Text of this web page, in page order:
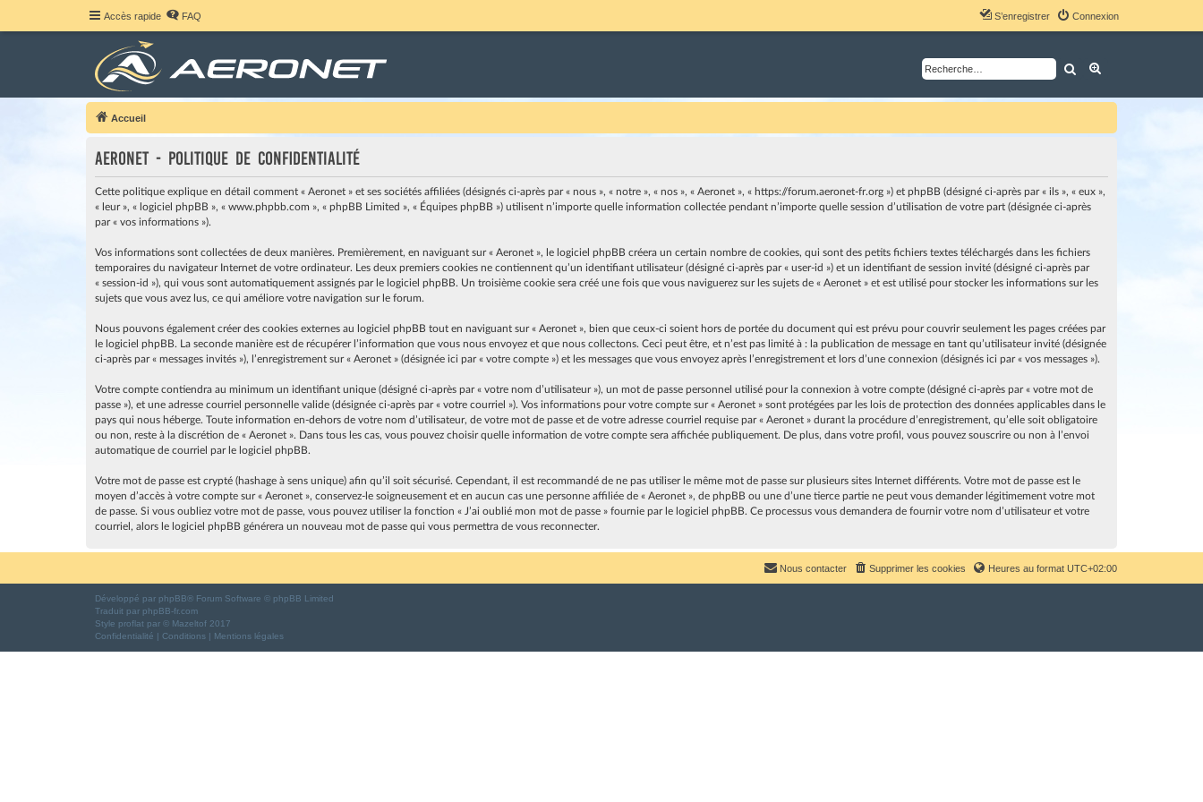
Accès rapide FAQ Connexion
S’enregistrer
Rechercher
Accueil
Aeronet - Politique de confidentialité
Cette politique explique en détail comment « Aeronet » et ses sociétés affiliées (désignés ci-après par « nous », « notre », « nos », « Aeronet », « https://forum.aeronet-fr.org ») et phpBB (désigné ci-après par « ils », « eux »,
« leur », « logiciel phpBB », « www.phpbb.com », « phpBB Limited », « Équipes phpBB ») utilisent n’importe quelle information collectée pendant n’importe quelle session d’utilisation de votre part (désignée ci-après
par « vos informations »).
Vos informations sont collectées de deux manières. Premièrement, en naviguant sur « Aeronet », le logiciel phpBB créera un certain nombre de cookies, qui sont des petits fichiers textes téléchargés dans les fichiers
temporaires du navigateur Internet de votre ordinateur. Les deux premiers cookies ne contiennent qu’un identifiant utilisateur (désigné ci-après par « user-id ») et un identifiant de session invité (désigné ci-après par
« session-id »), qui vous sont automatiquement assignés par le logiciel phpBB. Un troisième cookie sera créé une fois que vous naviguerez sur les sujets de « Aeronet » et est utilisé pour stocker les informations sur les
sujets que vous avez lus, ce qui améliore votre navigation sur le forum.
Nous pouvons également créer des cookies externes au logiciel phpBB tout en naviguant sur « Aeronet », bien que ceux-ci soient hors de portée du document qui est prévu pour couvrir seulement les pages créées par
le logiciel phpBB. La seconde manière est de récupérer l’information que vous nous envoyez et que nous collectons. Ceci peut être, et n’est pas limité à : la publication de message en tant qu’utilisateur invité (désignée
ci-après par « messages invités »), l’enregistrement sur « Aeronet » (désignée ici par « votre compte ») et les messages que vous envoyez après l’enregistrement et lors d’une connexion (désignés ici par « vos messages »).
Votre compte contiendra au minimum un identifiant unique (désigné ci-après par « votre nom d’utilisateur »), un mot de passe personnel utilisé pour la connexion à votre compte (désigné ci-après par « votre mot de
passe »), et une adresse courriel personnelle valide (désignée ci-après par « votre courriel »). Vos informations pour votre compte sur « Aeronet » sont protégées par les lois de protection des données applicables dans le
pays qui nous héberge. Toute information en-dehors de votre nom d’utilisateur, de votre mot de passe et de votre adresse courriel requise par « Aeronet » durant la procédure d’enregistrement, qu’elle soit obligatoire
ou non, reste à la discrétion de « Aeronet ». Dans tous les cas, vous pouvez choisir quelle information de votre compte sera affichée publiquement. De plus, dans votre profil, vous pouvez souscrire ou non à l’envoi
automatique de courriel par le logiciel phpBB.
Votre mot de passe est crypté (hashage à sens unique) afin qu’il soit sécurisé. Cependant, il est recommandé de ne pas utiliser le même mot de passe sur plusieurs sites Internet différents. Votre mot de passe est le
moyen d’accès à votre compte sur « Aeronet », conservez-le soigneusement et en aucun cas une personne affiliée de « Aeronet », de phpBB ou une d’une tierce partie ne peut vous demander légitimement votre mot
de passe. Si vous oubliez votre mot de passe, vous pouvez utiliser la fonction « J’ai oublié mon mot de passe » fournie par le logiciel phpBB. Ce processus vous demandera de fournir votre nom d’utilisateur et votre
courriel, alors le logiciel phpBB générera un nouveau mot de passe qui vous permettra de vous reconnecter.
Heures au format UTC+02:00
Supprimer les cookies
Nous contacter
Développé par phpBB® Forum Software © phpBB Limited
Traduit par phpBB-fr.com
Style proflat par © Mazeltof 2017
Confidentialité | Conditions | Mentions légales